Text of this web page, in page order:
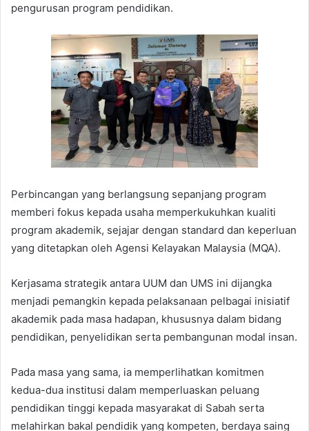
pengurusan program pendidikan.
Perbincangan yang berlangsung sepanjang program
memberi fokus kepada usaha memperkukuhkan kualiti
program akademik, sejajar dengan standard dan keperluan
yang ditetapkan oleh Agensi Kelayakan Malaysia (MQA).
Kerjasama strategik antara UUM dan UMS ini dijangka
menjadi pemangkin kepada pelaksanaan pelbagai inisiatif
akademik pada masa hadapan, khususnya dalam bidang
pendidikan, penyelidikan serta pembangunan modal insan.
Pada masa yang sama, ia memperlihatkan komitmen
kedua-dua institusi dalam memperluaskan peluang
pendidikan tinggi kepada masyarakat di Sabah serta
melahirkan bakal pendidik yang kompeten, berdaya saing